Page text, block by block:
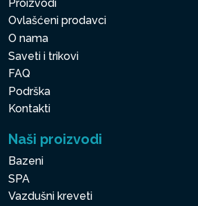
Proizvodi
Ovlašćeni prodavci
O nama
Saveti i trikovi
FAQ
Podrška
Kontakti
Naši proizvodi
Bazeni
SPA
Vazdušni kreveti